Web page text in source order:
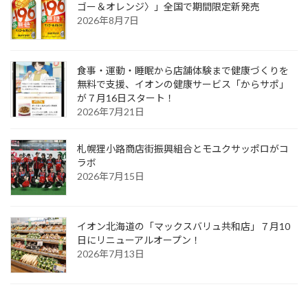
ゴー＆オレンジ〉」全国で期間限定新発売
2026年8月7日
食事・運動・睡眠から店舗体験まで健康づくりを
無料で支援、イオンの健康サービス「からサポ」
が７月16日スタート！
2026年7月21日
札幌狸小路商店街振興組合とモユクサッポロがコ
ラボ
2026年7月15日
イオン北海道の「マックスバリュ共和店」７月10
日にリニューアルオープン！
2026年7月13日